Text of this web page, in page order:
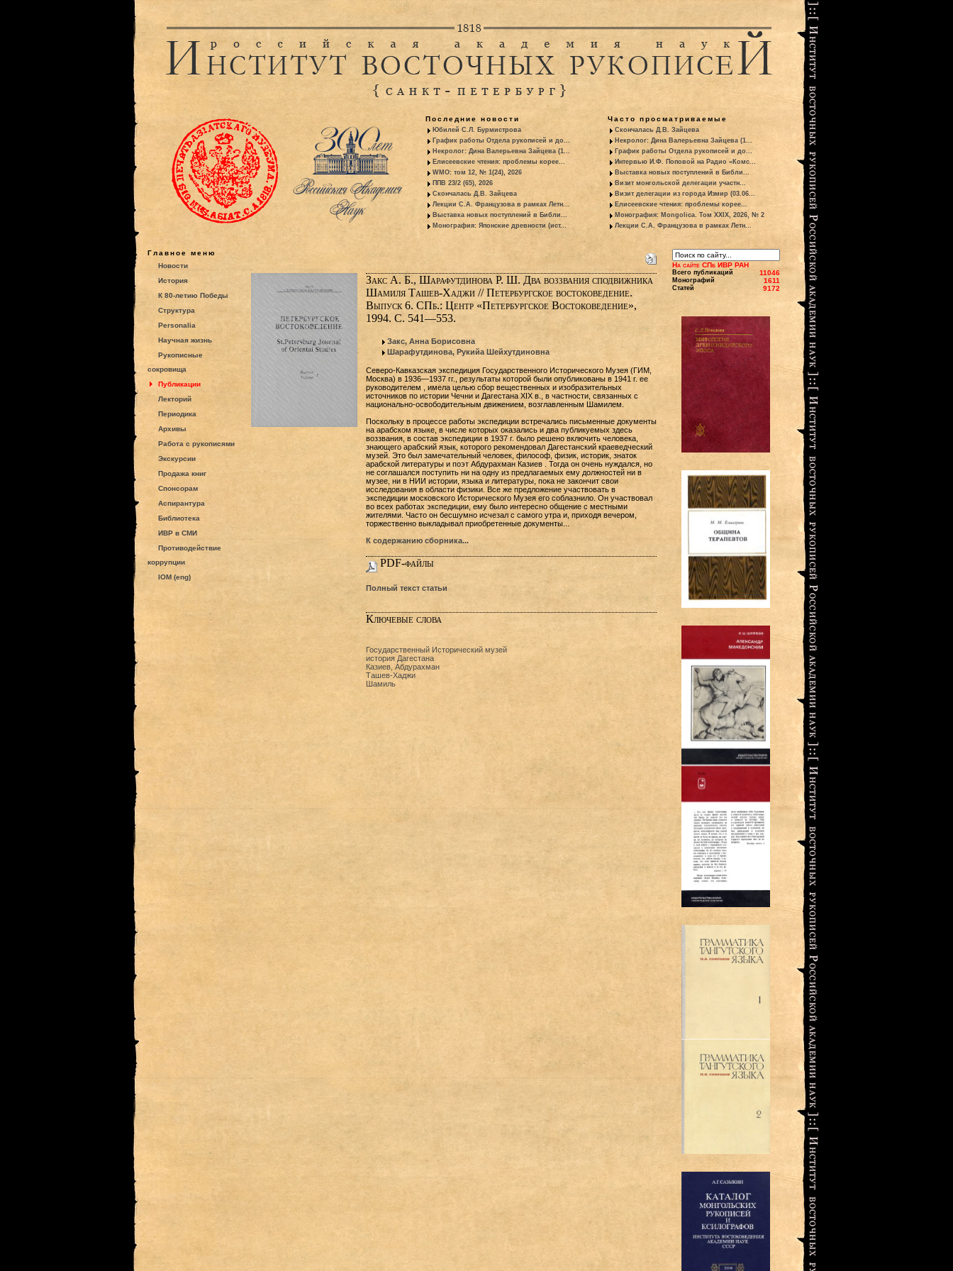
Последние новости
Юбилей С.Л. Бурмистрова
График работы Отдела рукописей и до...
Некролог: Дина Валерьевна Зайцева (1...
Елисеевские чтения: проблемы корее...
WMO: том 12, № 1(24), 2026
ППВ 23/2 (65), 2026
Скончалась Д.В. Зайцева
Лекции С.А. Французова в рамках Летн...
Выставка новых поступлений в Библи...
Монография: Японские древности (ист...
Часто просматриваемые
Скончалась Д.В. Зайцева
Некролог: Дина Валерьевна Зайцева (1...
График работы Отдела рукописей и до...
Интервью И.Ф. Поповой на Радио «Комс...
Выставка новых поступлений в Библи...
Визит монгольской делегации участн...
Визит делегации из города Измир (03.06...
Елисеевские чтения: проблемы корее...
Монография: Mongolica. Том XXIX, 2026, № 2
Лекции С.А. Французова в рамках Летн...
Главное меню
Новости
История
К 80-летию Победы
Структура
Personalia
Научная жизнь
Рукописные
сокровища
Публикации
Лекторий
Периодика
Архивы
Работа с рукописями
Экскурсии
Продажа книг
Спонсорам
Аспирантура
Библиотека
ИВР в СМИ
Противодействие
коррупции
IOM (eng)
Закс А. Б., Шарафутдинова Р. Ш. Два воззвания сподвижника
Шамиля Ташев-Хаджи // Петербургское востоковедение.
Выпуск 6. СПб.: Центр «Петербургское Востоковедение»,
1994. С. 541—553.
Закс, Анна Борисовна
Шарафутдинова, Рукийа Шейхутдиновна
Северо-Кавказская экспедиция Государственного Исторического Музея (ГИМ,
Москва) в 1936—1937 гг., результаты которой были опубликованы в 1941 г. ее
руководителем , имела целью сбор вещественных и изобразительных
источников по истории Чечни и Дагестана XIX в., в частности, связанных с
национально-освободительным движением, возглавленным Шамилем.
Поскольку в процессе работы экспедиции встречались письменные документы
на арабском языке, в числе которых оказались и два публикуемых здесь
воззвания, в состав экспедиции в 1937 г. было решено включить человека,
знающего арабский язык, которого рекомендовал Дагестанский краеведческий
музей. Это был замечательный человек, философ, физик, историк, знаток
арабской литературы и поэт Абдурахман Казиев . Тогда он очень нуждался, но
не соглашался поступить ни на одну из предлагаемых ему должностей ни в
музее, ни в НИИ истории, языка и литературы, пока не закончит свои
исследования в области физики. Все же предложение участвовать в
экспедиции московского Исторического Музея его соблазнило. Он участвовал
во всех работах экспедиции, ему было интересно общение с местными
жителями. Часто он бесшумно исчезал с самого утра и, приходя вечером,
торжественно выкладывал приобретенные документы...
К содержанию сборника...
PDF-файлы
Полный текст статьи
Ключевые слова
Государственный Исторический музей
история Дагестана
Казиев, Абдурахман
Ташев-Хаджи
Шамиль
На сайте СПб ИВР РАН
Всего публикаций 11046
Монографий 1611
Статей 9172